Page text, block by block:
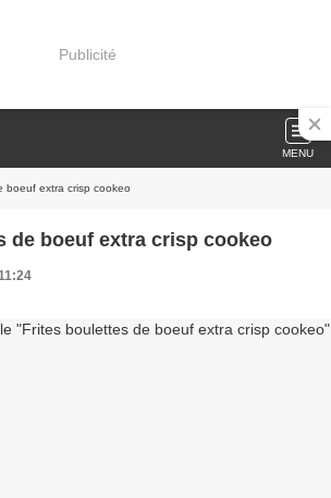
Publicité
MENU
boeuf extra crisp cookeo
de boeuf extra crisp cookeo